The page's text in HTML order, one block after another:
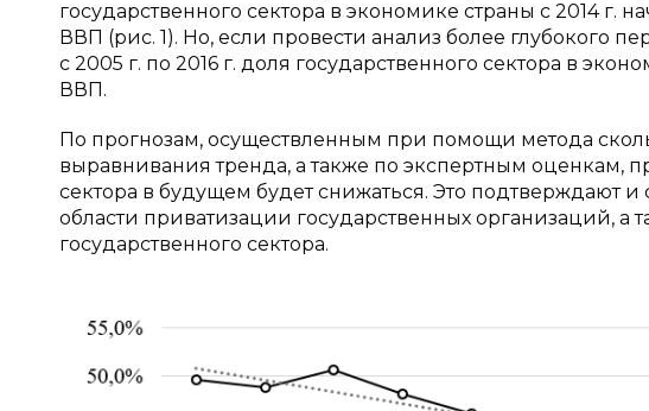
государственного сектора в экономике страны с 2014 г.
ВВП (рис. 1). Но, если провести анализ более глубокого
с 2005 г. по 2016 г. доля государственного сектора в
ВВП.
По прогнозам, осуществленным при помощи метода
выравнивания тренда, а также по экспертным оценкам,
сектора в будущем будет снижаться. Это подтверждают и
области приватизации государственных организаций, а
государственного сектора.